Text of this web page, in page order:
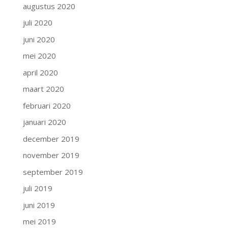
augustus 2020
juli 2020
juni 2020
mei 2020
april 2020
maart 2020
februari 2020
januari 2020
december 2019
november 2019
september 2019
juli 2019
juni 2019
mei 2019